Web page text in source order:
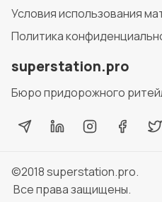
Условия использования
Политика
superstation.pro
Бюро придорожного
©2018superstation.pro.
Все права защищены.